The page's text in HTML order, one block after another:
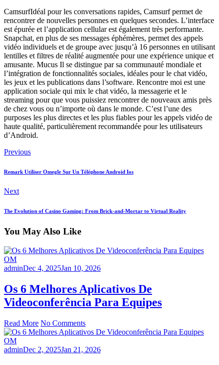
CamsurfIdéal pour les conversations rapides, Camsurf permet de
rencontrer de nouvelles personnes en quelques secondes. L’interface
est épurée et l’application cellular est également très performante.
Snapchat, en plus de ses messages éphémères, permet des appels
vidéo individuels et de groupe avec jusqu’à 16 personnes en utilisant
lentilles et filtres de réalité augmentée pour une expérience unique et
amusante. Mucus Il se distingue par sa communauté mondiale et
l’intégration de fonctionnalités sociales, idéales pour le chat vidéo,
les jeux et les publications dans l’software. Rencontre moi est une
application sociale qui mix le chat vidéo, la messagerie et le
streaming pour que vous puissiez rencontrer de nouveaux amis près
de chez vous ou n’importe où dans le monde. C’est l’une des
purposes les plus directes et les plus fiables pour les appels vidéo de
haute qualité, particulièrement recommandée pour les utilisateurs
d’Android.
Previous
Remark Utiliser Omegle Sur Un Téléphone Android Ios
Next
The Evolution of Casino Gaming: From Brick-and-Mortar to Virtual Reality
You May Also Like
OM
adminDec 4, 2025Jan 10, 2026
Os 6 Melhores Aplicativos De
Videoconferência Para Equipes
Read More No Comments
OM
adminDec 2, 2025Jan 21, 2026